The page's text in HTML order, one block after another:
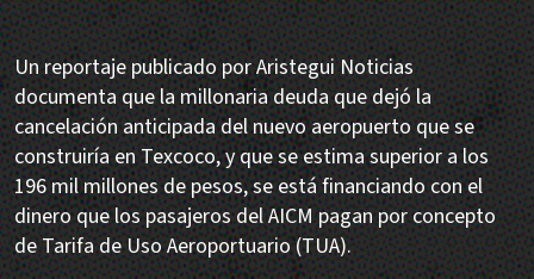
Un reportaje publicado por Aristegui Noticias
documenta que la millonaria deuda que dejó la
cancelación anticipada del nuevo aeropuerto que se
construiría en Texcoco, y que se estima superior a los
196 mil millones de pesos, se está financiando con el
dinero que los pasajeros del AICM pagan por concepto
de Tarifa de Uso Aeroportuario (TUA).